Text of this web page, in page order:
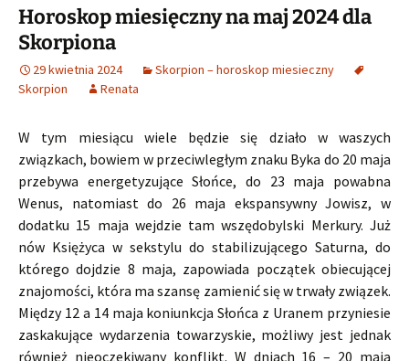
Horoskop miesięczny na maj 2024 dla
Skorpiona
29 kwietnia 2024
Skorpion – horoskop miesieczny
Skorpion
Renata
W tym miesiącu wiele będzie się działo w waszych
związkach, bowiem w przeciwległym znaku Byka do 20 maja
przebywa energetyzujące Słońce, do 23 maja powabna
Wenus, natomiast do 26 maja ekspansywny Jowisz, w
dodatku 15 maja wejdzie tam wszędobylski Merkury. Już
nów Księżyca w sekstylu do stabilizującego Saturna, do
którego dojdzie 8 maja, zapowiada początek obiecującej
znajomości, która ma szansę zamienić się w trwały związek.
Między 12 a 14 maja koniunkcja Słońca z Uranem przyniesie
zaskakujące wydarzenia towarzyskie, możliwy jest jednak
również nieoczekiwany konflikt. W dniach 16 – 20 maja